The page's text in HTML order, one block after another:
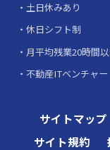
土日休みあり
休日シフト制
月平均残業20時間
不動産ITベンチャー
サイトマップ
サイト規約